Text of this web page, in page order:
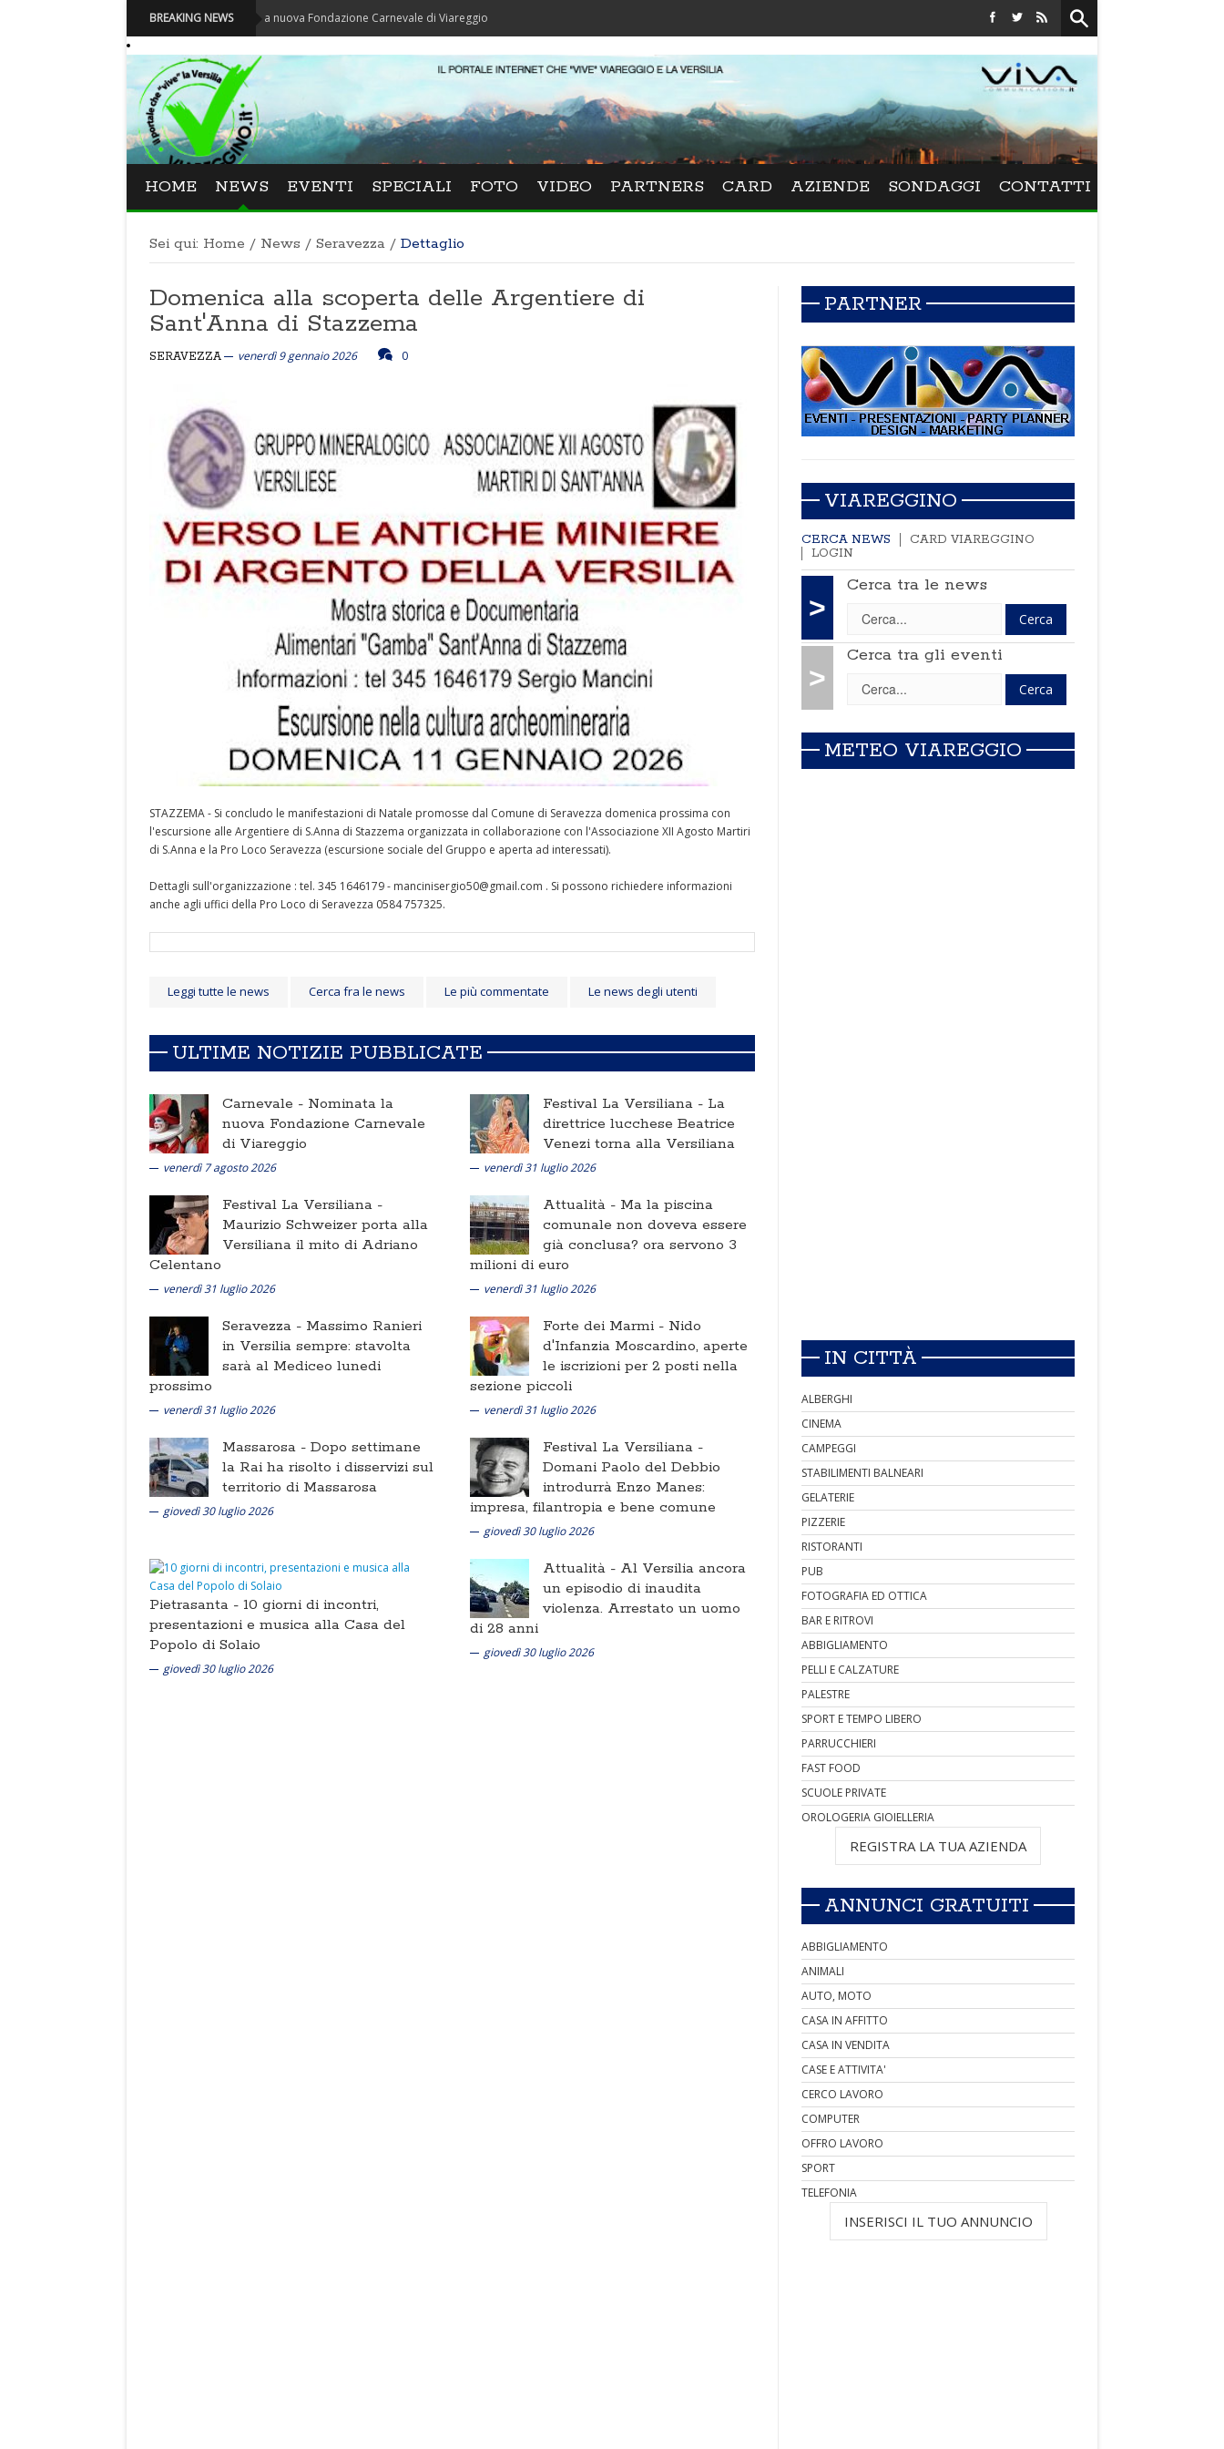
BREAKING NEWS
Carnevale - Nominata la nuova Fondazione Carnevale di Viareggio Festival La Versiliana - La direttrice lucchese Beatrice Venezi
HOME NEWS EVENTI SPECIALI FOTO VIDEO PARTNERS CARD AZIENDE SONDAGGI CONTATTI
Sei qui: Home / News / Seravezza / Dettaglio
Domenica alla scoperta delle Argentiere di
Sant'Anna di Stazzema
SERAVEZZA venerdì 9 gennaio 2026 0
STAZZEMA - Si concludo le manifestazioni di Natale promosse dal Comune di Seravezza domenica prossima con
l'escursione alle Argentiere di S.Anna di Stazzema organizzata in collaborazione con l'Associazione XII Agosto Martiri
di S.Anna e la Pro Loco Seravezza (escursione sociale del Gruppo e aperta ad interessati).
Dettagli sull'organizzazione : tel. 345 1646179 - mancinisergio50@gmail.com . Si possono richiedere informazioni
anche agli uffici della Pro Loco di Seravezza 0584 757325.
Leggi tutte le news Cerca fra le news Le più commentate Le news degli utenti
ULTIME NOTIZIE PUBBLICATE
Carnevale - Nominata la
nuova Fondazione Carnevale
di Viareggio
venerdì 7 agosto 2026
Festival La Versiliana - La
direttrice lucchese Beatrice
Venezi torna alla Versiliana
venerdì 31 luglio 2026
Festival La Versiliana -
Maurizio Schweizer porta alla
Versiliana il mito di Adriano
Celentano
venerdì 31 luglio 2026
Attualità - Ma la piscina
comunale non doveva essere
già conclusa? ora servono 3
milioni di euro
venerdì 31 luglio 2026
Seravezza - Massimo Ranieri
in Versilia sempre: stavolta
sarà al Mediceo lunedi
prossimo
venerdì 31 luglio 2026
Forte dei Marmi - Nido
d'Infanzia Moscardino, aperte
le iscrizioni per 2 posti nella
sezione piccoli
venerdì 31 luglio 2026
Massarosa - Dopo settimane
la Rai ha risolto i disservizi sul
territorio di Massarosa
giovedì 30 luglio 2026
Festival La Versiliana -
Domani Paolo del Debbio
introdurrà Enzo Manes:
impresa, filantropia e bene comune
giovedì 30 luglio 2026
Pietrasanta - 10 giorni di incontri,
presentazioni e musica alla Casa del
Popolo di Solaio
giovedì 30 luglio 2026
Attualità - Al Versilia ancora
un episodio di inaudita
violenza. Arrestato un uomo
di 28 anni
giovedì 30 luglio 2026
PARTNER
VIAREGGINO
CERCA NEWS
CARD VIAREGGINO
LOGIN
>
Cerca tra le news
>
Cerca tra gli eventi
METEO VIAREGGIO
IN CITTÀ
ALBERGHI
CINEMA
CAMPEGGI
STABILIMENTI BALNEARI
GELATERIE
PIZZERIE
RISTORANTI
PUB
FOTOGRAFIA ED OTTICA
BAR E RITROVI
ABBIGLIAMENTO
PELLI E CALZATURE
PALESTRE
SPORT E TEMPO LIBERO
PARRUCCHIERI
FAST FOOD
SCUOLE PRIVATE
OROLOGERIA GIOIELLERIA
REGISTRA LA TUA AZIENDA
ANNUNCI GRATUITI
ABBIGLIAMENTO
ANIMALI
AUTO, MOTO
CASA IN AFFITTO
CASA IN VENDITA
CASE E ATTIVITA'
CERCO LAVORO
COMPUTER
OFFRO LAVORO
SPORT
TELEFONIA
INSERISCI IL TUO ANNUNCIO